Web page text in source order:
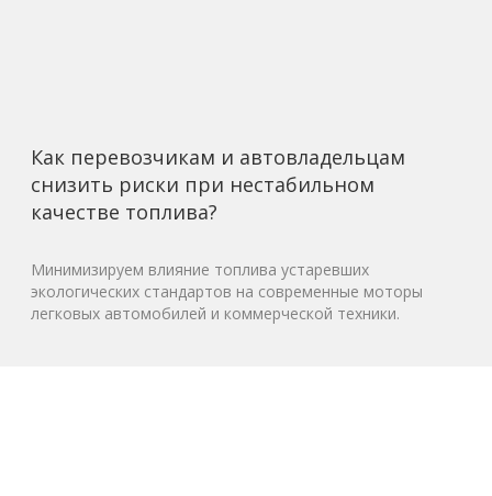
Как перевозчикам и автовладельцам
снизить риски при нестабильном
качестве топлива?
Минимизируем влияние топлива устаревших
экологических стандартов на современные моторы
легковых автомобилей и коммерческой техники.